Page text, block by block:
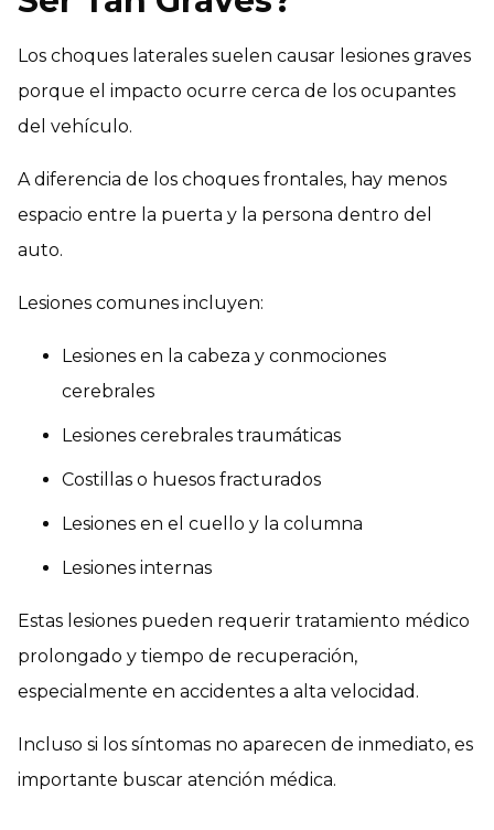
Los choques laterales suelen causar lesiones graves
porque el impacto ocurre cerca de los ocupantes
del vehículo.
A diferencia de los choques frontales, hay menos
espacio entre la puerta y la persona dentro del
auto.
Lesiones comunes incluyen:
Lesiones en la cabeza y conmociones
cerebrales
Lesiones cerebrales traumáticas
Costillas o huesos fracturados
Lesiones en el cuello y la columna
Lesiones internas
Estas lesiones pueden requerir tratamiento médico
prolongado y tiempo de recuperación,
especialmente en accidentes a alta velocidad.
Incluso si los síntomas no aparecen de inmediato, es
importante buscar atención médica.